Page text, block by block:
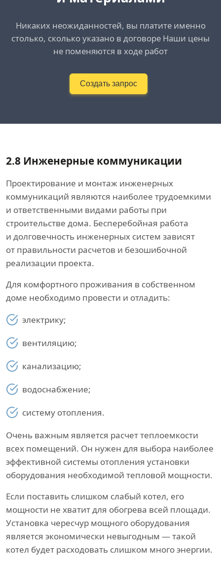
Никаких неожиданностей, вы платите именно
столько, сколько указано в договоре Наши цены
не поменяются в ходе работ
Создать запрос
2.8 Инженерные коммуникации
Проектирование и монтаж инженерных
коммуникаций являются наиболее трудоемкими
и ответственными видами работы при
строительстве дома. Бесперебойная работа
и долговечность инженерных систем зависят
от правильности расчетов и безошибочной
реализации проекта.
Для комфортного проживания в собственном
доме необходимо провести и отладить:
электрику;
вентиляцию;
канализацию;
водоснабжение;
систему отопления.
Очень важным является расчет теплоемкости
всех помещений. Он нужен для выбора наиболее
эффективной системы отопления установки
оборудования необходимой тепловой мощности.
Если поставить слишком слабый котел, его
мощности не хватит для обогрева всей площади.
Установка чересчур мощного оборудования
является экономически невыгодным — такой
котел будет расходовать слишком много энергии.